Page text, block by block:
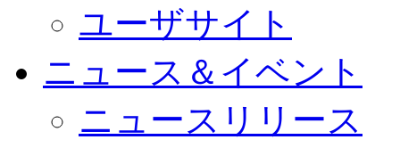
ユーザサイト
ニュース＆イベント
ニュースリリース